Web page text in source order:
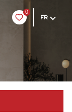
0
FR